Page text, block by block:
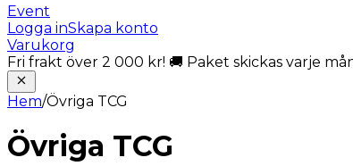
Event
Logga inSkapa konto
Varukorg
Fri frakt över 2 000 kr! 🚚 Paket skickas varje
Hem/Övriga TCG
Övriga TCG